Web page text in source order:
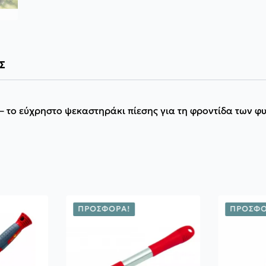
εύχρηστο ψεκαστηράκι πίεσης για τη φροντίδα των
ΠΡΟΣΦΟΡΆ!